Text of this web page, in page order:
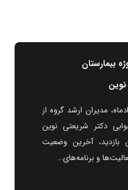
بیمارستان
مدیران ارشد گروه از
دکتر شریعتی نوین
بازدید، آخرین وضعیت
و برنامه‌های…